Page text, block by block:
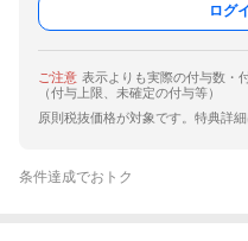
ログ
ご注意 表示よりも実際の付与数・
（付与上限、未確定の付与等）
原則税抜価格が対象です。特典詳
条件達成でおトク